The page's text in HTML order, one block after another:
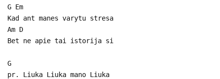
G Em
Kad ant manes varytu stresa
Am D
Bet ne apie tai istorija si
G
pr. Liuka Liuka mano Liuka